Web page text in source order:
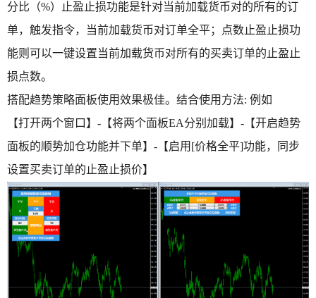
分比（%）止盈止损功能是针对当前加载货币对的所有的订
单，触发指令，当前加载货币对订单全平；点数止盈止损功
能则可以一键设置当前加载货币对所有的买卖订单的止盈止
损点数。
搭配趋势策略面板使用效果极佳。结合使用方法: 例如
【打开两个窗口】-【将两个面板EA分别加载】-【开启趋势
面板的顺势加仓功能并下单】-【启用[价格全平]功能，同步
设置买卖订单的止盈止损价】